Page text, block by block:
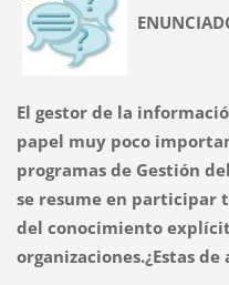
El gestor de la
papel muy poco
programas de Gestión
se resume en participar
del conocimiento
organizaciones.¿Estas de